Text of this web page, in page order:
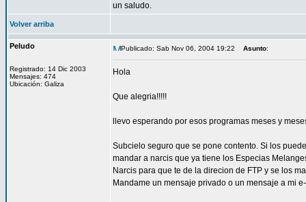
un saludo.
Volver arriba
Peludo
Registrado: 14 Dic 2003
Mensajes: 474
Ubicación: Galiza
Publicado: Sab Nov 06, 2004 19:22 Asunto:
Hola
Que alegria!!!!!
llevo esperando por esos programas meses y
Subcielo seguro que se pone contento. Si los
mandar a narcis que ya tiene los Especias
Narcis para que te de la direcion de FTP y se los
Mandame un mensaje privado o un mensaje a mi